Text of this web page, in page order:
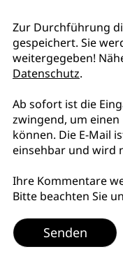
Zur Durchführung
gespeichert. Sie
weitergegeben!
Datenschutz.
Ab sofort ist die
zwingend, um
können. Die E-Mail
einsehbar und wird
Ihre Kommentare
Bitte beachten Sie
Senden